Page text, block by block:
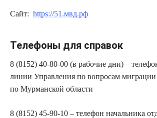
Сайт: https://51.мвд.рф
Телефоны для справок
8 (8152) 40-80-00 (в рабочие дни) –
линии Управления по вопросам
по Мурманской области
8 (8152) 45-90-10 – телефон начальника